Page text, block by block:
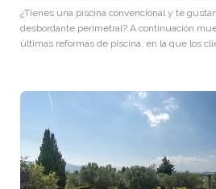
¿Tienes una piscina convencional y te
desbordante perimetral? A continuación
últimas reformas de piscina, en la que los